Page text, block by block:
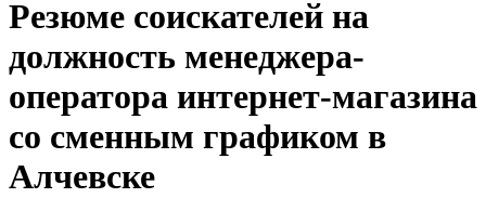
Резюме соискателей на
должность менеджера-
оператора интернет-магазина
со сменным графиком в
Алчевске